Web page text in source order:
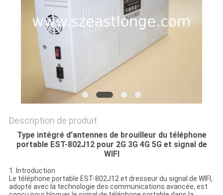
PLAN
PRIVACY
POLICY
Description de produit
Type intégré d'antennes de brouilleur du téléphone
portable EST-802J12 pour 2G 3G 4G 5G et signal de
WIFI
1. Introduction
Le téléphone portable EST-802J12 et dresseur du signal de WIFI,
adopté avec la technologie des communications avancée, est